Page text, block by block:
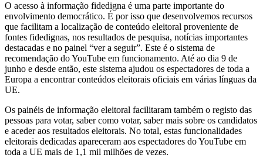
O acesso à informação fidedigna é uma parte importante do
envolvimento democrático. É por isso que desenvolvemos recursos
que facilitam a localização de conteúdo eleitoral proveniente de
fontes fidedignas, nos resultados de pesquisa, notícias importantes
destacadas e no painel “ver a seguir”. Este é o sistema de
recomendação do YouTube em funcionamento. Até ao dia 9 de
junho e desde então, este sistema ajudou os espectadores de toda a
Europa a encontrar conteúdos eleitorais oficiais em várias línguas da
UE.
Os painéis de informação eleitoral facilitaram também o registo das
pessoas para votar, saber como votar, saber mais sobre os candidatos
e aceder aos resultados eleitorais. No total, estas funcionalidades
eleitorais dedicadas apareceram aos espectadores do YouTube em
toda a UE mais de 1,1 mil milhões de vezes.